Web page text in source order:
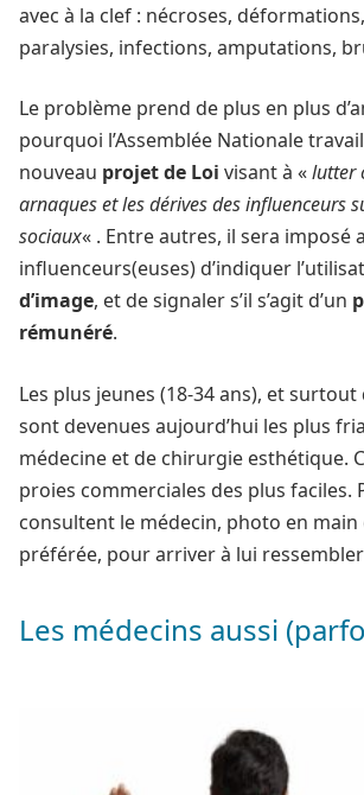
avec à la clef : nécroses,
paralysies, infections, amputations,
Le problème prend de plus en plus
pourquoi l’Assemblée Nationale
nouveau projet de Loi visant à «lutter
arnaques et les dérives des influenceurs
sociaux« . Entre autres, il sera imposé
influenceurs(euses) d’indiquer
d’image, et de signaler s’il s’agit d’un
rémunéré.
Les plus jeunes (18-34 ans), et surtout
sont devenues aujourd’hui les plus
médecine et de chirurgie esthétique.
proies commerciales des plus faciles.
consultent le médecin, photo en
préférée, pour arriver à lui
Les médecins aussi